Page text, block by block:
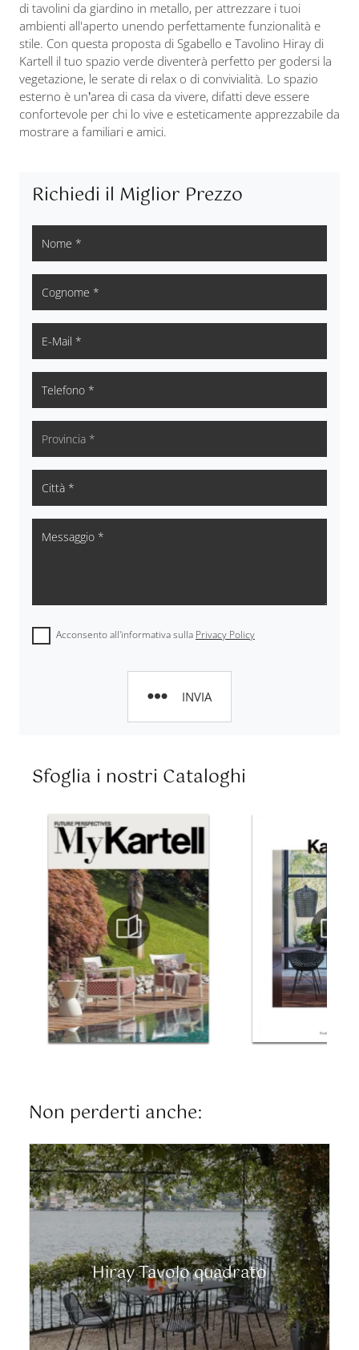
di tavolini da giardino in metallo, per attrezzare i tuoi
ambienti all'aperto unendo perfettamente funzionalità e
stile. Con questa proposta di Sgabello e Tavolino Hiray di
Kartell il tuo spazio verde diventerà perfetto per godersi la
vegetazione, le serate di relax o di convivialità. Lo spazio
esterno è un’area di casa da vivere, difatti deve essere
confortevole per chi lo vive e esteticamente apprezzabile da
mostrare a familiari e amici.
Richiedi il Miglior Prezzo
Acconsento all'informativa sulla Privacy Policy
INVIA
Sfoglia i nostri Cataloghi
Non perderti anche:
Hiray Tavolo quadrato